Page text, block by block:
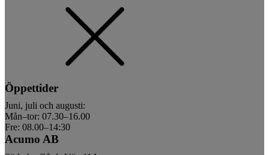
Öppettider
Juni, juli och augusti:
Mån–tor: 07.30–16.00
Fre: 08.00–14:30
Acumo AB